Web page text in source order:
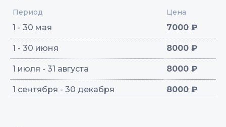
Период Цена
1 - 30 мая 7000 ₽
1 - 30 июня 8000 ₽
1 июля - 31 августа 8000 ₽
1 сентября - 30 декабря 8000 ₽